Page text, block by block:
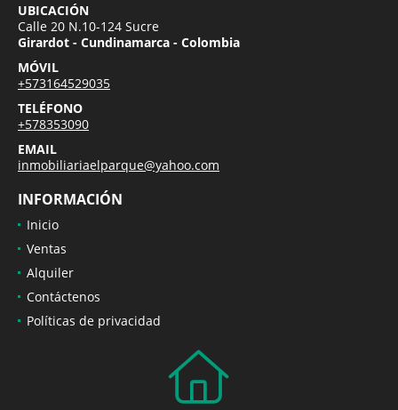
UBICACIÓN
Calle 20 N.10-124 Sucre
Girardot - Cundinamarca - Colombia
MÓVIL
+573164529035
TELÉFONO
+578353090
EMAIL
inmobiliariaelparque@yahoo.com
INFORMACIÓN
Inicio
Ventas
Alquiler
Contáctenos
Políticas de privacidad